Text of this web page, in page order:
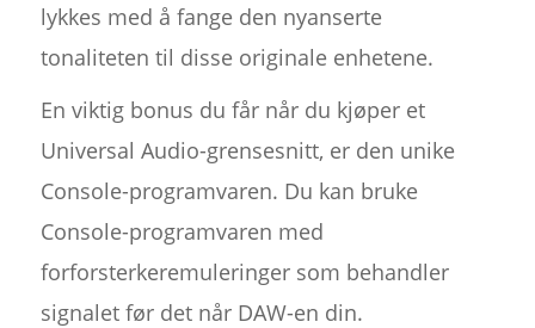
lykkes med å fange den nyanserte
tonaliteten til disse originale enhetene.
En viktig bonus du får når du kjøper et
Universal Audio-grensesnitt, er den unike
Console-programvaren. Du kan bruke
Console-programvaren med
forforsterkeremuleringer som behandler
signalet før det når DAW-en din.